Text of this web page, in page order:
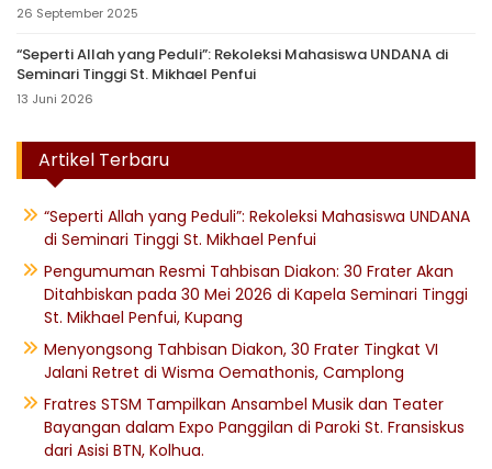
26 September 2025
“Seperti Allah yang Peduli”: Rekoleksi Mahasiswa UNDANA di
Seminari Tinggi St. Mikhael Penfui
13 Juni 2026
Artikel Terbaru
“Seperti Allah yang Peduli”: Rekoleksi Mahasiswa UNDANA
di Seminari Tinggi St. Mikhael Penfui
Pengumuman Resmi Tahbisan Diakon: 30 Frater Akan
Ditahbiskan pada 30 Mei 2026 di Kapela Seminari Tinggi
St. Mikhael Penfui, Kupang
Menyongsong Tahbisan Diakon, 30 Frater Tingkat VI
Jalani Retret di Wisma Oemathonis, Camplong
Fratres STSM Tampilkan Ansambel Musik dan Teater
Bayangan dalam Expo Panggilan di Paroki St. Fransiskus
dari Asisi BTN, Kolhua.